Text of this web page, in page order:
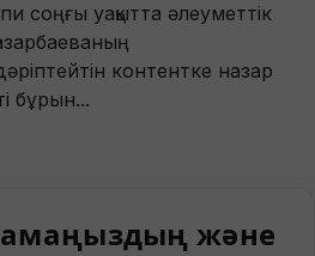
соңғы уақытта әлеуметтік
контентке назар
бұрын...
және